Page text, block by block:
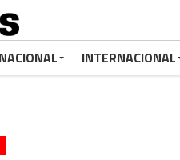
NACIONAL INTERNACIONAL